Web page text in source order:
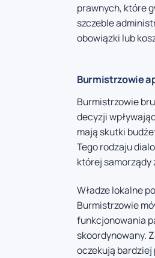
prawnych, które
szczeble
obowiązki lub
Burmistrzowie
Burmistrzowie
decyzji
mają skutki
Tego rodzaju
której samorządy
Władze lokalne
Burmistrzowie
funkcjonowania
skoordynowany.
oczekują